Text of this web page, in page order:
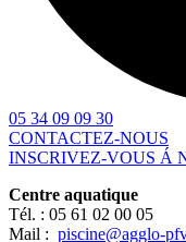
05 34 09 09 30
CONTACTEZ-NOUS
INSCRIVEZ-VOUS Á
Centre aquatique
Tél. : 05 61 02 00 05
Mail : piscine@agglo-